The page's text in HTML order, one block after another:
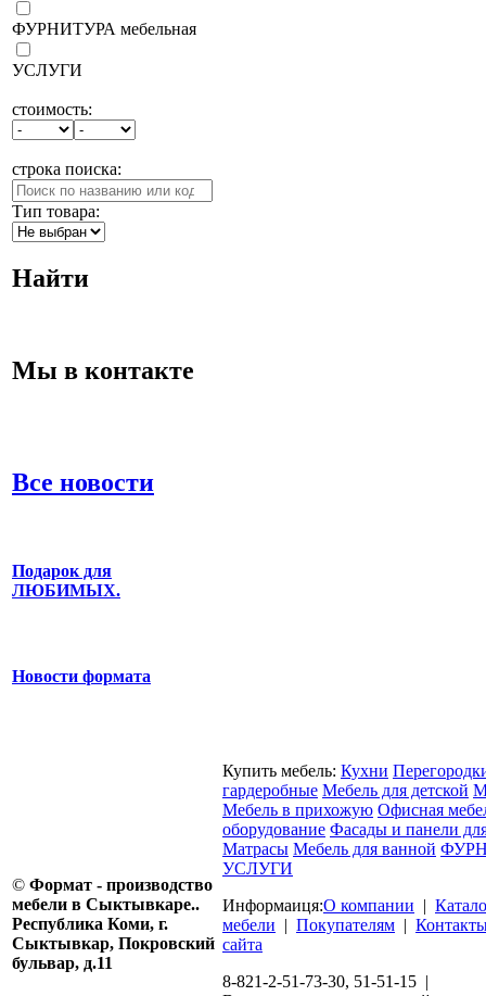
ФУРНИТУРА мебельная
УСЛУГИ
стоимость:
строка поиска:
Тип товара:
Найти
Мы в контакте
Все новости
Подарок для
ЛЮБИМЫХ.
Новости формата
© Формат - производство
мебели в Сыктывкаре..
Республика Коми, г.
Сыктывкар, Покровский
бульвар, д.11
Купить мебель: Кухни
гардеробные Мебель для детской
Мебель в прихожую Офисная
оборудование Фасады и панели
Матрасы Мебель для ванной
УСЛУГИ
Информаиця:О компании |
мебели | Покупателям |
сайта
8-821-2-51-73-30, 51-51-15 |